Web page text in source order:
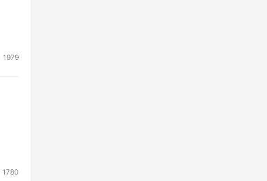
1979
1780